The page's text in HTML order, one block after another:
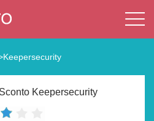
Keepersecurity
Keepersecurity